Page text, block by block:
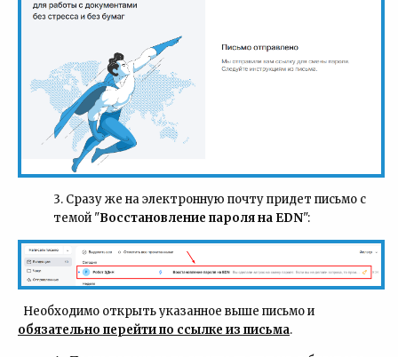
3. Сразу же на электронную почту придет письмо с
темой "Восстановление пароля на EDN":
Необходимо открыть указанное выше письмо и
обязательно перейти по ссылке из письма.